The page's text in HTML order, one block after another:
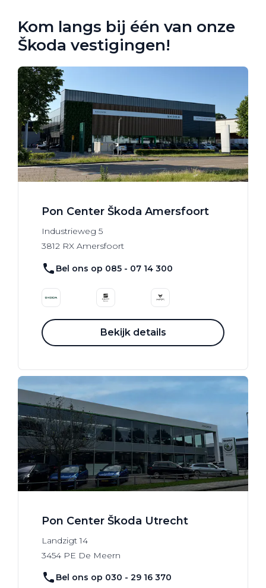
Kom langs bij één van onze
Škoda vestigingen!
Pon Center Škoda Amersfoort
Industrieweg 5
3812 RX Amersfoort
Bel ons op 085 - 07 14 300
Bekijk details
Pon Center Škoda Utrecht
Landzigt 14
3454 PE De Meern
Bel ons op 030 - 29 16 370